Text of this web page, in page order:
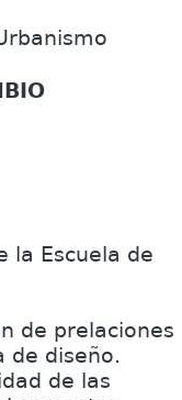
la Escuela de
de prelaciones
de diseño.
de las